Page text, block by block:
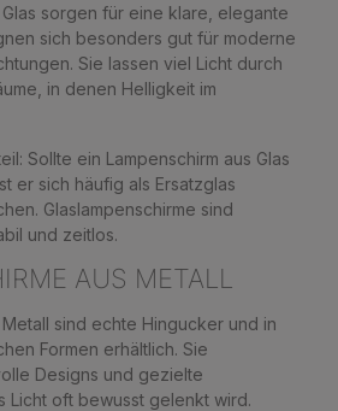
sorgen für eine klare, elegante
sich besonders gut für moderne
Sie lassen viel Licht durch
in denen Helligkeit im
Sollte ein Lampenschirm aus Glas
er sich häufig als Ersatzglas
Glaslampenschirme sind
und zeitlos.
AUS METALL
sind echte Hingucker und in
Formen erhältlich. Sie
Designs und gezielte
Licht oft bewusst gelenkt wird.